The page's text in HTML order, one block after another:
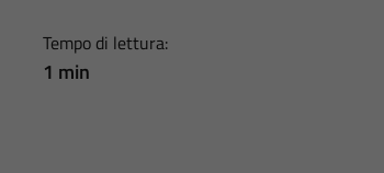
Tempo di lettura:
1 min